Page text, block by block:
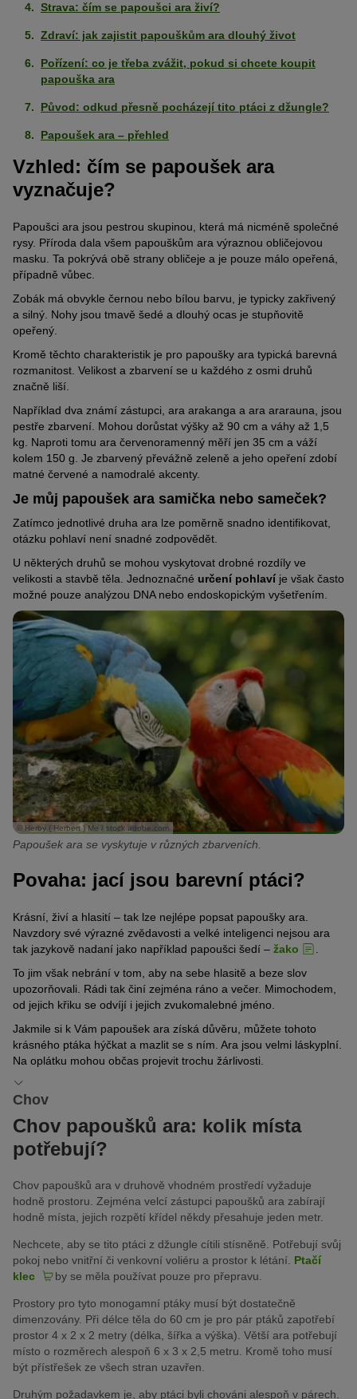
Strava: čím se papoušci ara živí?
Zdraví: jak zajistit papouškům ara dlouhý život
Pořízení: co je třeba zvážit, pokud si chcete koupit
papouška ara
Původ: odkud přesně pocházejí tito ptáci z džungle?
Papoušek ara – přehled
Vzhled: čím se papoušek ara
vyznačuje?
Papoušci ara jsou pestrou skupinou, která má nicméně společné
rysy. Příroda dala všem papouškům ara výraznou obličejovou
masku. Ta pokrývá obě strany obličeje a je pouze málo opeřená,
případně vůbec.
Zobák má obvykle černou nebo bílou barvu, je typicky zakřivený
a silný. Nohy jsou tmavě šedé a dlouhý ocas je stupňovitě
opeřený.
Kromě těchto charakteristik je pro papoušky ara typická barevná
rozmanitost. Velikost a zbarvení se u každého z osmi druhů
značně liší.
Například dva známí zástupci, ara arakanga a ara ararauna, jsou
pestře zbarvení. Mohou dorůstat výšky až 90 cm a váhy až 1,5
kg. Naproti tomu ara červenoramenný měří jen 35 cm a váží
kolem 150 g. Je zbarvený převážně zeleně a jeho opeření zdobí
matné červené a namodralé akcenty.
Je můj papoušek ara samička nebo sameček?
Zatímco jednotlivé druha ara lze poměrně snadno identifikovat,
otázku pohlaví není snadné zodpovědět.
U některých druhů se mohou vyskytovat drobné rozdíly ve
velikosti a stavbě těla. Jednoznačné určení pohlaví je však často
možné pouze analýzou DNA nebo endoskopickým vyšetřením.
© Herby ( Herbert ) Me / stock.adobe.com
Papoušek ara se vyskytuje v různých zbarveních.
Povaha: jací jsou barevní ptáci?
Krásní, živí a hlasití – tak lze nejlépe popsat papoušky ara.
Navzdory své výrazné zvědavosti a velké inteligenci nejsou ara
tak jazykově nadaní jako například papoušci šedí – žako
To jim však nebrání v tom, aby na sebe hlasitě a beze slov
upozorňovali. Rádi tak činí zejména ráno a večer. Mimochodem,
od jejich křiku se odvíjí i jejich zvukomalebné jméno.
Jakmile si k Vám papoušek ara získá důvěru, můžete tohoto
krásného ptáka hýčkat a mazlit se s ním. Ara jsou velmi láskyplní.
Na oplátku mohou občas projevit trochu žárlivosti.
Chov
Chov papoušků ara: kolik místa
potřebují?
Chov papoušků ara v druhově vhodném prostředí vyžaduje
hodně prostoru. Zejména velcí zástupci papoušků ara zabírají
hodně místa, jejich rozpětí křídel někdy přesahuje jeden metr.
Nechcete, aby se tito ptáci z džungle cítili stísněně. Potřebují svůj
pokoj nebo vnitřní či venkovní voliéru a prostor k létání. Ptačí
klec
by se měla používat pouze pro přepravu.
Prostory pro tyto monogamní ptáky musí být dostatečně
dimenzovány. Při délce těla do 60 cm je pro pár ptáků zapotřebí
prostor 4 x 2 x 2 metry (délka, šířka a výška). Větší ara potřebují
místo o rozměrech alespoň 6 x 3 x 2,5 metru. Kromě toho musí
být přístřešek ze všech stran uzavřen.
Druhým požadavkem je, aby ptáci byli chováni alespoň v párech.